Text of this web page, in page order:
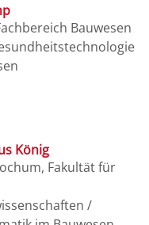
Bauwesen
König
Fakultät für
/